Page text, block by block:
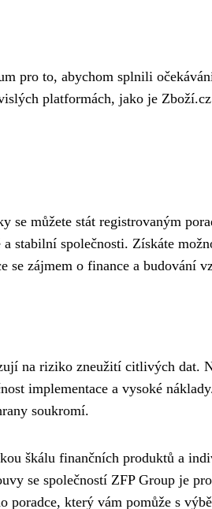
pro to, abychom splnili
platformách, jako je
se můžete stát registrovaným
stabilní společnosti. Získáte
zájmem o finance a budování
na riziko zneužití citlivých dat.
implementace a vysoké
soukromí.
škálu finančních produktů a
se společností ZFP Group je
který vám pomůže s